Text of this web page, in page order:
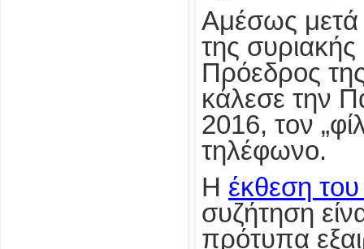
Αμέσως μετά
της
Πρόεδρος
κάλεσε την
2016, τον
τηλέφωνο.
Η έκθεση
συζήτηση
πρότυπα